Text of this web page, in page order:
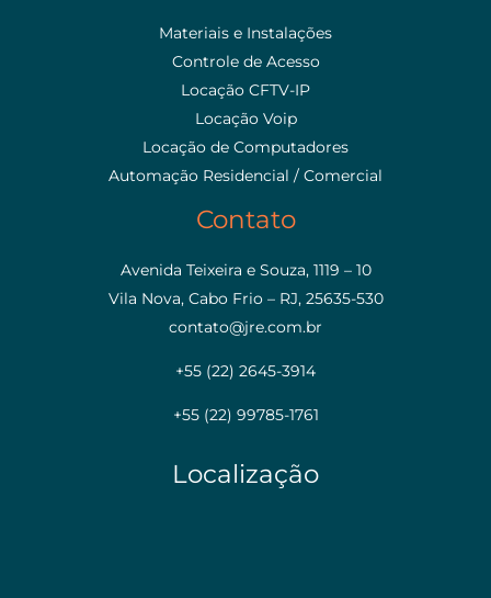
Materiais e Instalações
Controle de Acesso
Locação CFTV-IP
Locação Voip
Locação de Computadores
Automação Residencial / Comercial
Contato
Avenida Teixeira e Souza, 1119 – 10
Vila Nova, Cabo Frio – RJ, 25635-530
contato@jre.com.br
+55 (22) 2645-3914
+55 (22) 99785-1761
Localização